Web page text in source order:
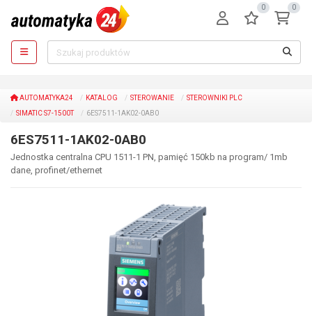
0 0
AUTOMATYKA24 KATALOG STEROWANIE
STEROWNIKI PLC
SIMATIC S7-1500T
6ES7511-1AK02-0AB0
6ES7511-1AK02-0AB0
Jednostka centralna CPU 1511-1 PN, pamięć 150kb na program/ 1mb
dane, profinet/ethernet